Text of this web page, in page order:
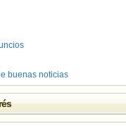
buenas noticias